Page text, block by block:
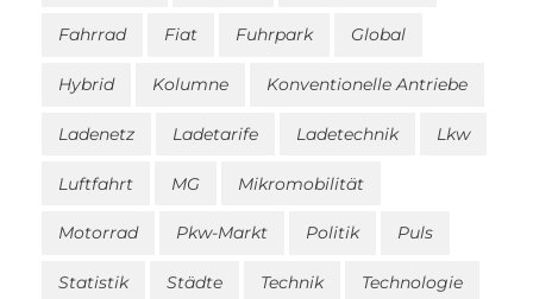
Fahrrad Fiat Fuhrpark Global
Hybrid Kolumne Konventionelle Antriebe
Ladenetz Ladetarife Ladetechnik Lkw
Luftfahrt MG Mikromobilität
Motorrad Pkw-Markt Politik Puls
Statistik Städte Technik Technologie